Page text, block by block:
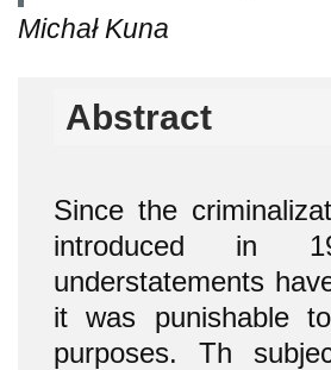
Michał Kuna
Abstract
Since the
introduced in
understatements
it was punishable
purposes. Th